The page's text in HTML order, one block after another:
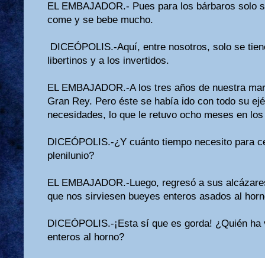
EL EMBAJADOR.- Pues para los bárbaros solo
come y se bebe mucho.
DICEÓPOLIS.-Aquí, entre nosotros, solo se
libertinos y a los invertidos.
EL EMBAJADOR.-A los tres años de nuestra
Gran Rey. Pero éste se había ido con todo su
necesidades, lo que le retuvo ocho meses en
DICEÓPOLIS.-¿Y cuánto tiempo necesito para
plenilunio?
EL EMBAJADOR.-Luego, regresó a sus
que nos sirviesen bueyes enteros asados al
DICEÓPOLIS.-¡Esta sí que es gorda! ¿Quién
enteros al horno?